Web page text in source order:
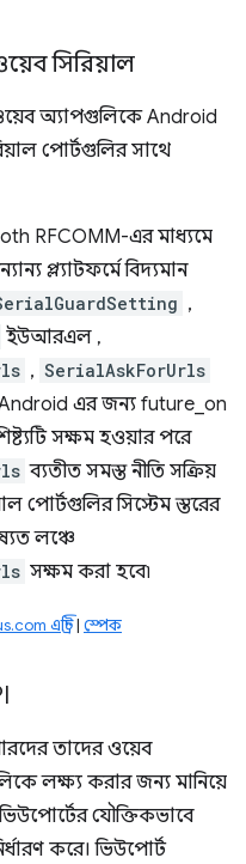
সিরিয়াল
ওয়েব অ্যাপগুলিকে Android
পোর্টগুলির সাথে
RFCOMM-এর মাধ্যমে
প্ল্যাটফর্মে বিদ্যমান
,
ইউআরএল ,
, SerialAskForUrls
এর জন্য future_on
সক্ষম হওয়ার পরে
ব্যতীত সমস্ত নীতি সক্রিয়
পোর্টগুলির সিস্টেম স্তরের
লঞ্চে
সক্ষম করা হবে৷
এন্ট্রি| স্পেক
তাদের ওয়েব
লক্ষ্য করার জন্য মানিয়ে
যৌক্তিকভাবে
করে। ভিউপোর্ট